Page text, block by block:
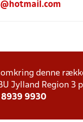
denne
Jylland Region 3
8939 9930